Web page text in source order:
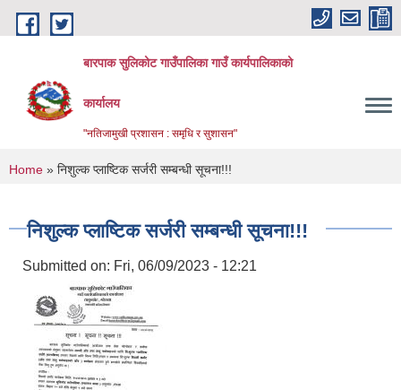
Skip to main content
बारपाक सुलिकोट गाउँपालिका गाउँ कार्यपालिकाको
कार्यालय
"नतिजामुखी प्रशासन : समृधि र सुशासन"
You are here
Home » निशुल्क प्लाष्टिक सर्जरी सम्बन्धी सूचना!!!
निशुल्क प्लाष्टिक सर्जरी सम्बन्धी सूचना!!!
Submitted on: Fri, 06/09/2023 - 12:21